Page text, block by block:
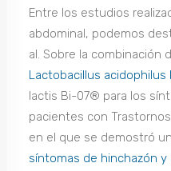
Entre los estudios
abdominal, podemos
al. Sobre la combinación
Lactobacillus acidophilus
lactis Bi-07® para los
pacientes con
en el que se demostró
síntomas de hinchazón